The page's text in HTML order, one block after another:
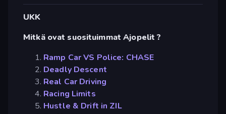
UKK
Mitkä ovat suosituimmat Ajopelit ?
Ramp Car VS Police: CHASE
Deadly Descent
Real Car Driving
Racing Limits
Hustle & Drift in ZIL